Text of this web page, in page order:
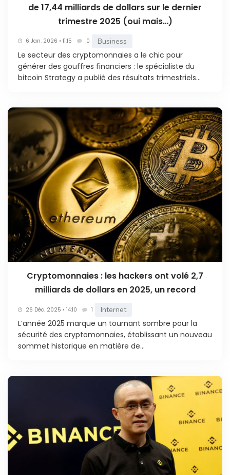
de 17,44 milliards de dollars sur le dernier
trimestre 2025 (oui mais…)
6 Jan. 2026 • 11:15 0 Business
Le secteur des cryptomonnaies a le chic pour
générer des gouffres financiers : le spécialiste du
bitcoin Strategy a publié des résultats trimestriels...
Cryptomonnaies : les hackers ont volé 2,7
milliards de dollars en 2025, un record
26 Déc. 2025 • 14:10 1 Internet
L’année 2025 marque un tournant sombre pour la
sécurité des cryptomonnaies, établissant un nouveau
sommet historique en matière de...